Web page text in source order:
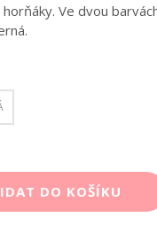
Ve dvou
DO KOŠÍKU